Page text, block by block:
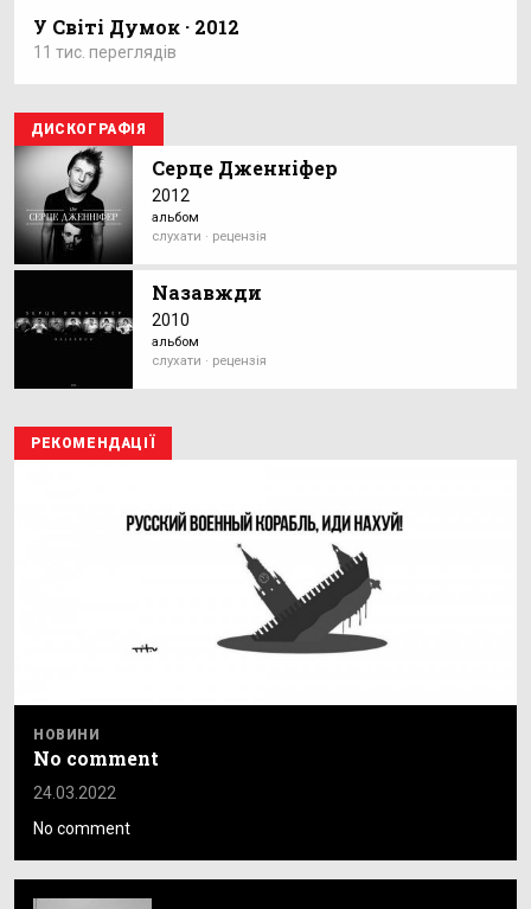
У Світі Думок · 2012
11 тис. переглядів
ДИСКОГРАФІЯ
Серце Дженніфер
2012
альбом
слухати · рецензія
Nазавжди
2010
альбом
слухати · рецензія
РЕКОМЕНДАЦІЇ
НОВИНИ
No comment
24.03.2022
No comment